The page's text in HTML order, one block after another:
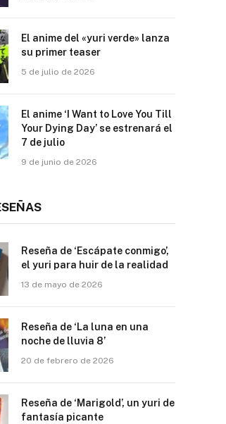
El anime del «yuri verde» lanza
su primer teaser
5 de julio de 2026
El anime ‘I Want to Love You Till
Your Dying Day’ se estrenará el
7 de julio
9 de junio de 2026
Reseña de ‘Escápate conmigo’,
el yuri para huir de la realidad
13 de mayo de 2026
Reseña de ‘La luna en una
noche de lluvia 8’
20 de febrero de 2026
Reseña de ‘Marigold’, un yuri de
fantasía picante